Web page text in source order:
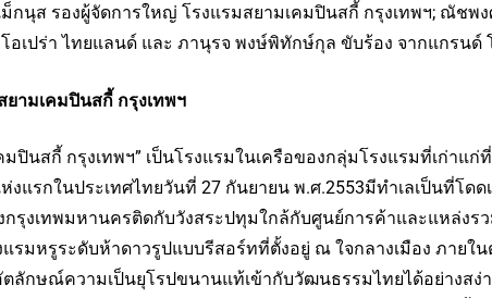
กนุส รองผู้จัดการใหญ่ โรงแรมสยามเคมปินสกี้ กรุงเทพฯ; ณัชพ
อเปร่า ไทยแลนด์ และ ภานุรจ พงษ์พิทักษ์กุล ขับร้อง จากแกรนด์
ยามเคมปินสกี้ กรุงเทพฯ
มปินสกี้ กรุงเทพฯ” เป็นโรงแรมในเครือของกลุ่มโรงแรมที่เก่าแก่
ห่งแรกในประเทศไทยวันที่ 27 กันยายน พ.ศ.2553มีทำเลเป็นที่โด
กรุงเทพมหานครติดกับวังสระปทุมใกล้กับศูนย์การค้าและแหล่งร
แรมหรูระดับห้าดาวรูปแบบรีสอร์ทที่ตั้งอยู่ ณ ใจกลางเมือง ภายใ
ลักษณ์ความเป็นยุโรปขนานแท้เข้ากับวัฒนธรรมไทยได้อย่างสง่